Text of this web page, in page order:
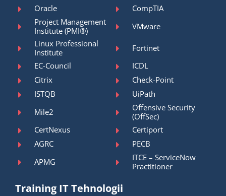
Oracle
CompTIA
Project Management
Institute (PMI®)
VMware
Linux Professional
Institute
Fortinet
EC-Council
ICDL
Citrix
Check-Point
ISTQB
UiPath
Mile2
Offensive Security
(OffSec)
CertNexus
Certiport
AGRC
PECB
APMG
ITCE – ServiceNow
Practitioner
Training IT Tehnologii